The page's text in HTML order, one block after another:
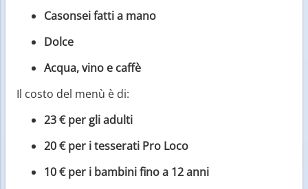
Casonsei fatti a mano
Dolce
Acqua, vino e caffè
Il costo del menù è di:
23 € per gli adulti
20 € per i tesserati Pro Loco
10 € per i bambini fino a 12 anni